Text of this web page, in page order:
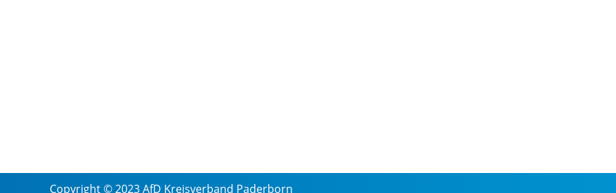
Copyright © 2023 AfD Kreisverband Paderborn